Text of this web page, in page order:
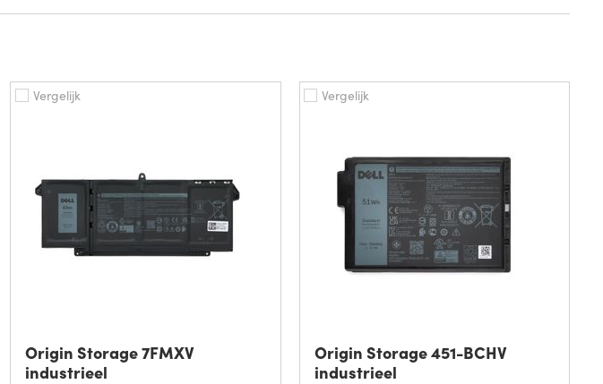
Vergelijk
Origin Storage 7FMXV
industrieel
Vergelijk
Origin Storage 451-BCHV
industrieel